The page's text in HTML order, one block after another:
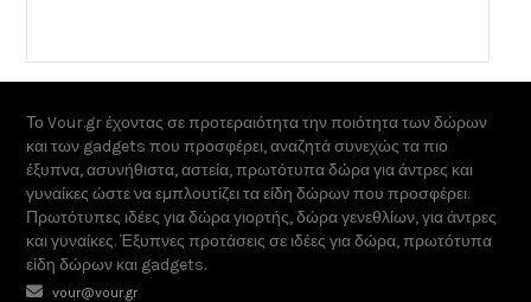
Το Vour.gr έχοντας σε προτεραιότητα την ποιότητα των δώρων
και των gadgets που προσφέρει, αναζητά συνεχώς τα πιο
έξυπνα, ασυνήθιστα, αστεία, πρωτότυπα δώρα για άντρες και
γυναίκες ώστε να εμπλουτίζει τα είδη δώρων που προσφέρει.
Πρωτότυπες ιδέες για δώρα γιορτής, δώρα γενεθλίων, για άντρες
και γυναίκες. Έξυπνες προτάσεις σε ιδέες για δώρα, πρωτότυπα
είδη δώρων και gadgets.
vour@vour.gr